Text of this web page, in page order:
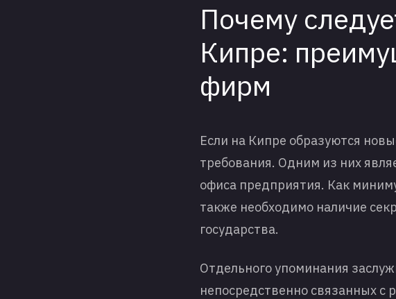
Почему
Кипре:
фирм
Если на Кипре образуются
требования. Одним из них
офиса предприятия. Как
также необходимо наличие
государства.
Отдельного упоминания
непосредственно связанных с